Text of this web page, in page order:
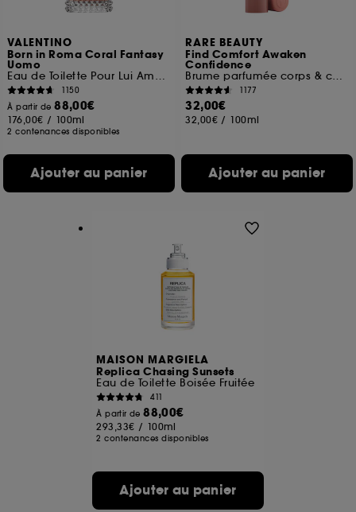
VALENTINO
Born in Roma Coral Fantasy
Uomo
Eau de Toilette Pour Lui Ambrée Fruitée
1150
À partir de88,00€
176,00€ / 100ml
2 contenances disponibles
Ajouter au panier
RARE BEAUTY
Find Comfort Awaken
Confidence
Brume parfumée corps & cheveux
1177
32,00€
32,00€ / 100ml
Ajouter au panier
MAISON MARGIELA
Replica Chasing Sunsets
Eau de Toilette Boisée Fruitée
411
À partir de88,00€
293,33€ / 100ml
2 contenances disponibles
Ajouter au panier